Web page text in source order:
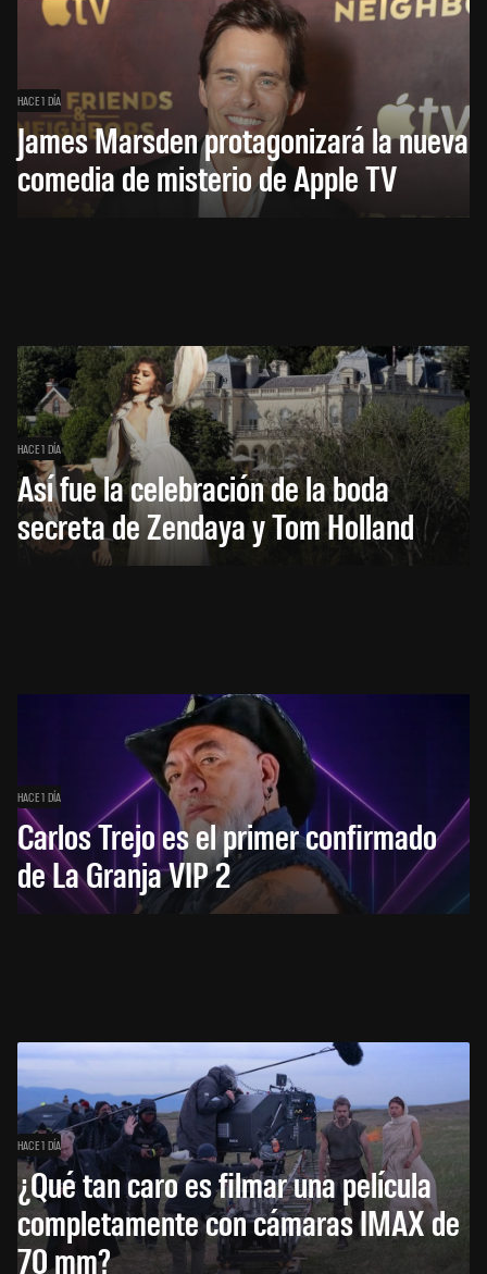
HACE 1 DÍA
James Marsden protagonizará la nueva
comedia de misterio de Apple TV
HACE 1 DÍA
Así fue la celebración de la boda
secreta de Zendaya y Tom Holland
HACE 1 DÍA
Carlos Trejo es el primer confirmado
de La Granja VIP 2
HACE 1 DÍA
¿Qué tan caro es filmar una película
completamente con cámaras IMAX de
70 mm?